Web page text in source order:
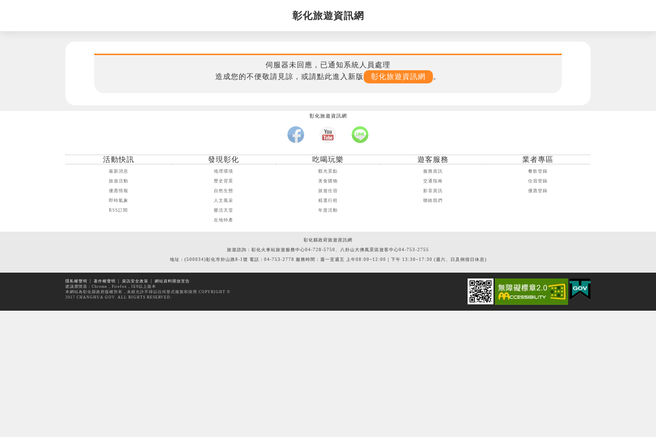
彰化旅遊資訊網
伺服器未回應，已通知系統人員處理
造成您的不便敬請見諒，或請點此進入新版
彰化旅遊資訊網 。
彰化旅遊資訊網
活動快訊
最新消息
旅遊活動
優惠情報
即時氣象
RSS訂閱
發現彰化
地理環境
歷史背景
自然生態
人文風采
樂活天堂
在地特產
吃喝玩樂
觀光景點
美食購物
旅遊住宿
精選行程
年度活動
遊客服務
服務資訊
交通指南
影音資訊
聯絡我們
業者專區
餐飲登錄
住宿登錄
優惠登錄
彰化縣政府旅遊資訊網
旅遊諮詢：彰化火車站旅遊服務中心04-728-5750、八卦山大佛風景區遊客中心04-753-2755
地址：(500034)彰化市卦山路8-1號 電話：04-753-2778 服務時間：週一至週五 上午08:00~12:00｜下午 13:30~17:30 (週六、日及例假日休息)
隱私權聲明 │著作權聲明 │資訊安全政策 │網站資料開放宣告
建議瀏覽器：Chrome，Firefox，IE9以上版本
本網站為彰化縣政府版權所有，未經允許不得以任何形式複製和採用 COPYRIGHT ©
2017 CHANGHUA GOV. ALL RIGHTS RESERVED.